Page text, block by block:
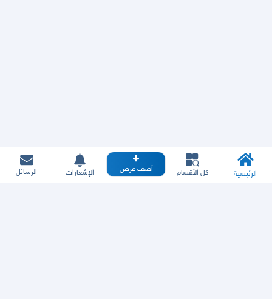
الرئيسية كل الأقسام أضف عرض الإشعارات الرسائل